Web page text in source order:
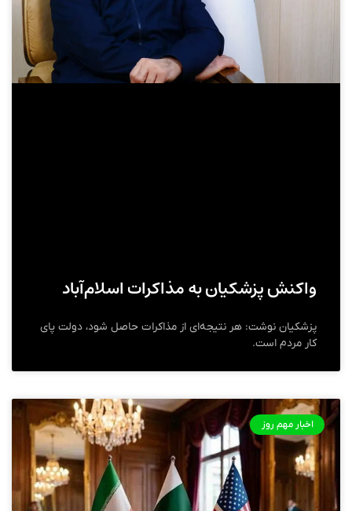
واکنش پزشکیان به مذاکرات اسلام‌آباد
پزشکیان نوشت: هر نتیجه‌ای از مذاکرات حاصل شود، دولت پای
کار مردم است.
اخبار مهم روز